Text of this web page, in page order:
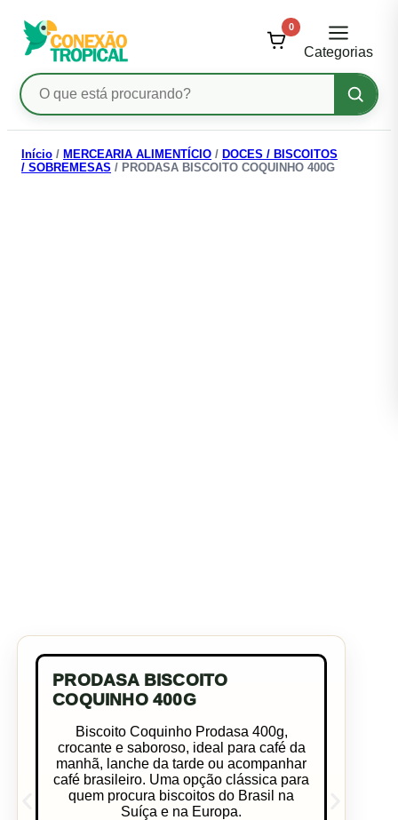
Pesquisar
produtos
0
Categorias
para
Início / MERCEARIA ALIMENTÍCIO / DOCES / BISCOITOS
/ SOBREMESAS / PRODASA BISCOITO COQUINHO 400G
PRODASA BISCOITO
COQUINHO 400G
Biscoito Coquinho Prodasa 400g,
crocante e saboroso, ideal para café da
manhã, lanche da tarde ou acompanhar
café brasileiro. Uma opção clássica para
quem procura biscoitos do Brasil na
Suíça e na Europa.